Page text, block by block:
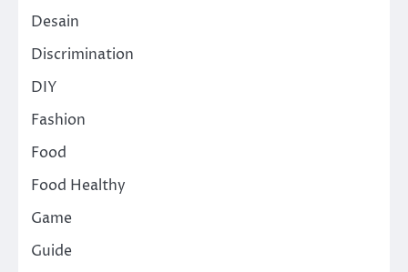
Desain
Discrimination
DIY
Fashion
Food
Food Healthy
Game
Guide